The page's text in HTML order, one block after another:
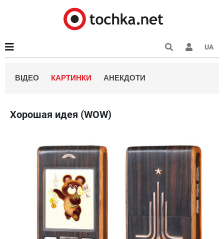
UA
ВІДЕО КАРТИНКИ АНЕКДОТИ
Хорошая идея (WOW)